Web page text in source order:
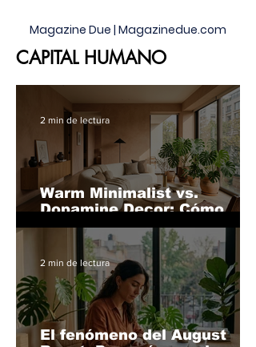
Magazine Due | Magazinedue.com
CAPITAL HUMANO
Warm Minimalist vs.
Dopamine Decor: Cómo
redecorar tu hogar este mes
para reducir la fatiga
mental
2 min de lectura
El fenómeno del August
2 min de lectura